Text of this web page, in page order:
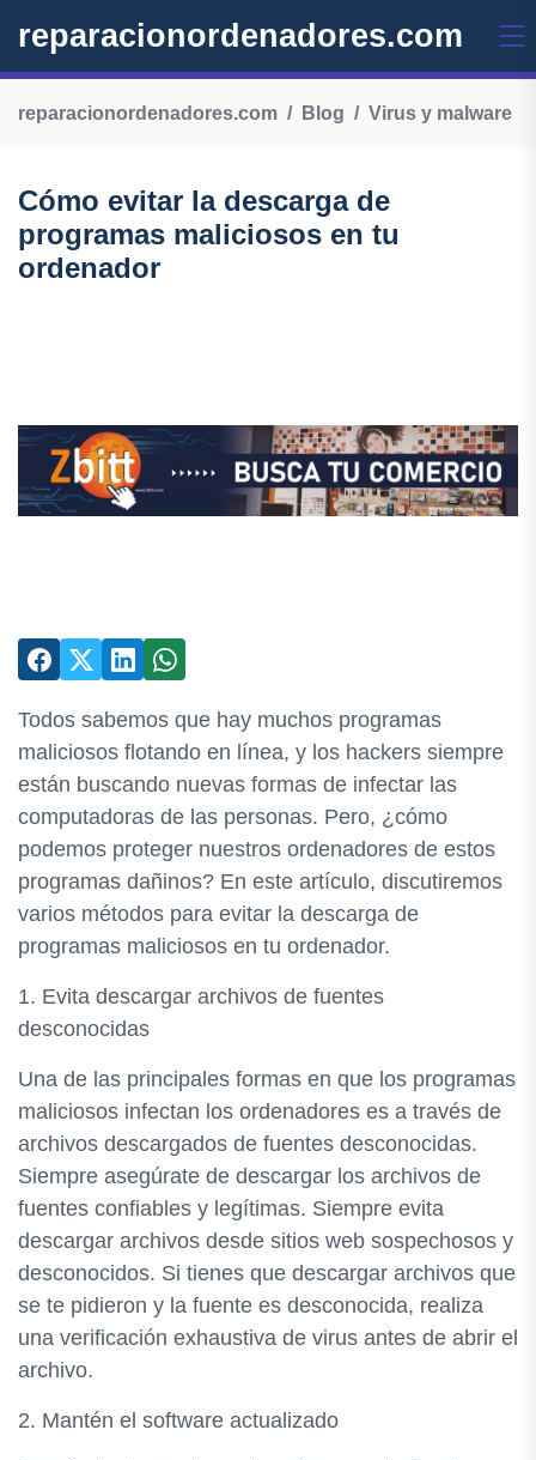
reparacionordenadores.com
reparacionordenadores.com Blog Virus y malware
Cómo evitar la descarga de
programas maliciosos en tu
ordenador
Todos sabemos que hay muchos programas
maliciosos flotando en línea, y los hackers siempre
están buscando nuevas formas de infectar las
computadoras de las personas. Pero, ¿cómo
podemos proteger nuestros ordenadores de estos
programas dañinos? En este artículo, discutiremos
varios métodos para evitar la descarga de
programas maliciosos en tu ordenador.
1. Evita descargar archivos de fuentes
desconocidas
Una de las principales formas en que los programas
maliciosos infectan los ordenadores es a través de
archivos descargados de fuentes desconocidas.
Siempre asegúrate de descargar los archivos de
fuentes confiables y legítimas. Siempre evita
descargar archivos desde sitios web sospechosos y
desconocidos. Si tienes que descargar archivos que
se te pidieron y la fuente es desconocida, realiza
una verificación exhaustiva de virus antes de abrir el
archivo.
2. Mantén el software actualizado